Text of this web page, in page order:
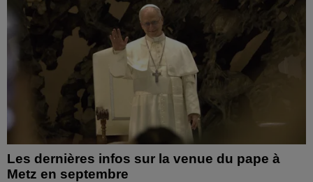
Les dernières infos sur la venue du pape à
Metz en septembre